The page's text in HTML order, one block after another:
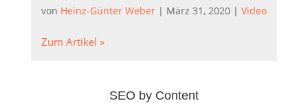
von Heinz-Günter Weber| März 31, 2020| Video
Zum Artikel »
SEO by Content